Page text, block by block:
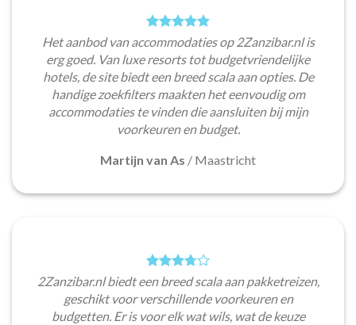
Het aanbod van accommodaties op 2Zanzibar.nl is
erg goed. Van luxe resorts tot budgetvriendelijke
hotels, de site biedt een breed scala aan opties. De
handige zoekfilters maakten het eenvoudig om
accommodaties te vinden die aansluiten bij mijn
voorkeuren en budget.
Martijn van As / Maastricht
2Zanzibar.nl biedt een breed scala aan pakketreizen,
geschikt voor verschillende voorkeuren en
budgetten. Er is voor elk wat wils, wat de keuze